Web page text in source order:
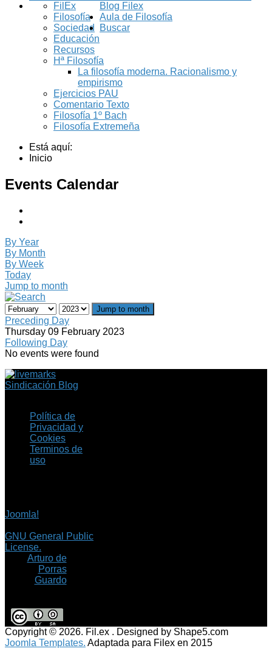
Blog Filex
FilEx
Filosofía
Sociedad
Educación
Recursos
Aula de Filosofía
Hª Filosofía
La filosofía moderna. Racionalismo y
empirismo
Ejercicios PAU
Comentario Texto
Filosofía 1º Bach
Filosofía Extremeña
Buscar
Está aquí:
Inicio
Events Calendar
By Year
By Month
By Week
Today
Jump to month
Jump to month
Preceding Day
Thursday 09 February 2023
Following Day
No events were found
Sindicación Blog
Política de
Privacidad y
Cookies
Terminos de
uso
Joomla!
GNU General Public
License.
Arturo de
Porras
Guardo
Copyright © 2026. Fil.ex . Designed by Shape5.com
Joomla Templates. Adaptada para Filex en 2015